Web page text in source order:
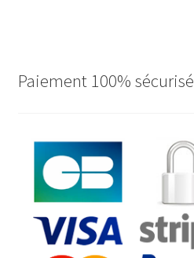
Paiement 100% sécurisé